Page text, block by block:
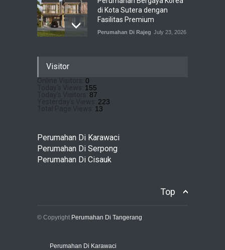
di Kota Sutera dengan
Fasilitas Premium
Perumahan Di Rajeg July 23, 2026
Pricelistnya Disini Ya!
Perumahan di Cirendeu
July 3, 2026
Visitor
0
155
87
223
13
Perumahan Di Karawaci
Perumahan Di Serpong
Perumahan Di Cisauk
Top
© Copyright Perumahan Di Tangerang
Perumahan Di Karawaci